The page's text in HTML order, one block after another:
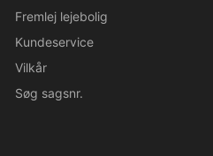
Fremlej lejebolig
Kundeservice
Vilkår
Søg sagsnr.